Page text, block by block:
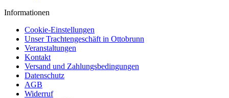
Informationen
Cookie-Einstellungen
Unser Trachtengeschäft in Ottobrunn
Veranstaltungen
Kontakt
Versand und Zahlungsbedingungen
Datenschutz
AGB
Widerruf